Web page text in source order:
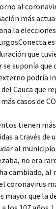
al
más
la
que
suponía que
podría
Cauca que
casos de
tienen más
a través de
al
no era
cambiado, al
coronavirus
mayor que la